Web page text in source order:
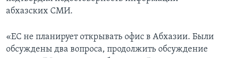
абхазских СМИ.
«ЕС не планирует открывать офис в Абхазии. Были
обсуждены два вопроса, продолжить обсуждение